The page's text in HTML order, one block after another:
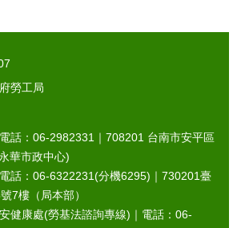
勞工局
話：06-2982331｜ 708201 台南市安平區
華市政中心)
話：06-6322231(分機6295)｜ 730201臺
7樓（局本部）
健康處(勞基法諮詢專線)｜電話：06-